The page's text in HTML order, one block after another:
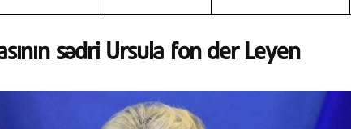
sədri Ursula fon der Leyen